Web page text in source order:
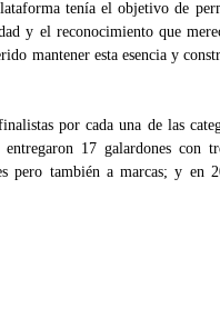
tenía el objetivo de
y el reconocimiento que
mantener esta esencia y
por cada una de las
17 galardones con
pero también a marcas; y en